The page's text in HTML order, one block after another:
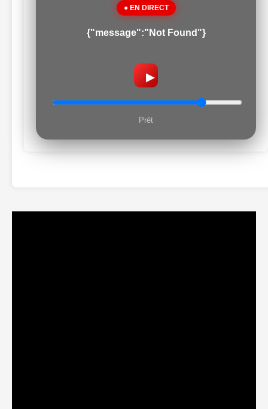
● EN DIRECT
{"message":"Not Found"}
▶
Prêt